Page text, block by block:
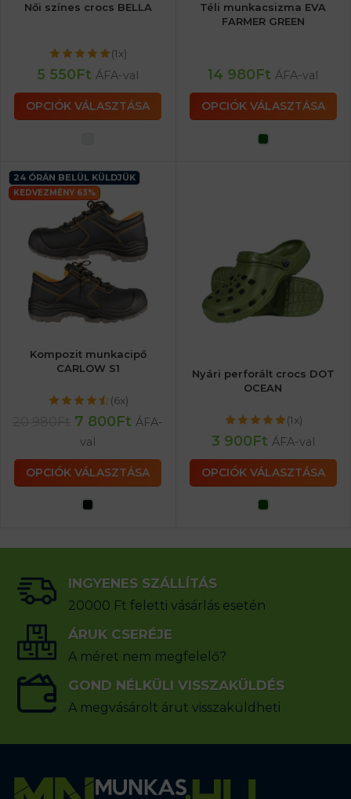
Női színes crocs BELLA
(1x)
5 550Ft ÁFA-val
OPCIÓK VÁLASZTÁSA
Téli munkacsizma EVA
FARMER GREEN
14 980Ft ÁFA-val
OPCIÓK VÁLASZTÁSA
24 ÓRÁN BELÜL KÜLDJÜK
KEDVEZMÉNY 63%
Kompozit munkacipő
CARLOW S1
(6x)
7 800Ft ÁFA-
val
OPCIÓK VÁLASZTÁSA
Nyári perforált crocs DOT
OCEAN
(1x)
3 900Ft ÁFA-val
OPCIÓK VÁLASZTÁSA
INGYENES SZÁLLÍTÁS
20000 Ft feletti vásárlás esetén
ÁRUK CSERÉJE
A méret nem megfelelő?
GOND NÉLKÜLI VISSZAKÜLDÉS
A megvásárolt árut visszaküldheti